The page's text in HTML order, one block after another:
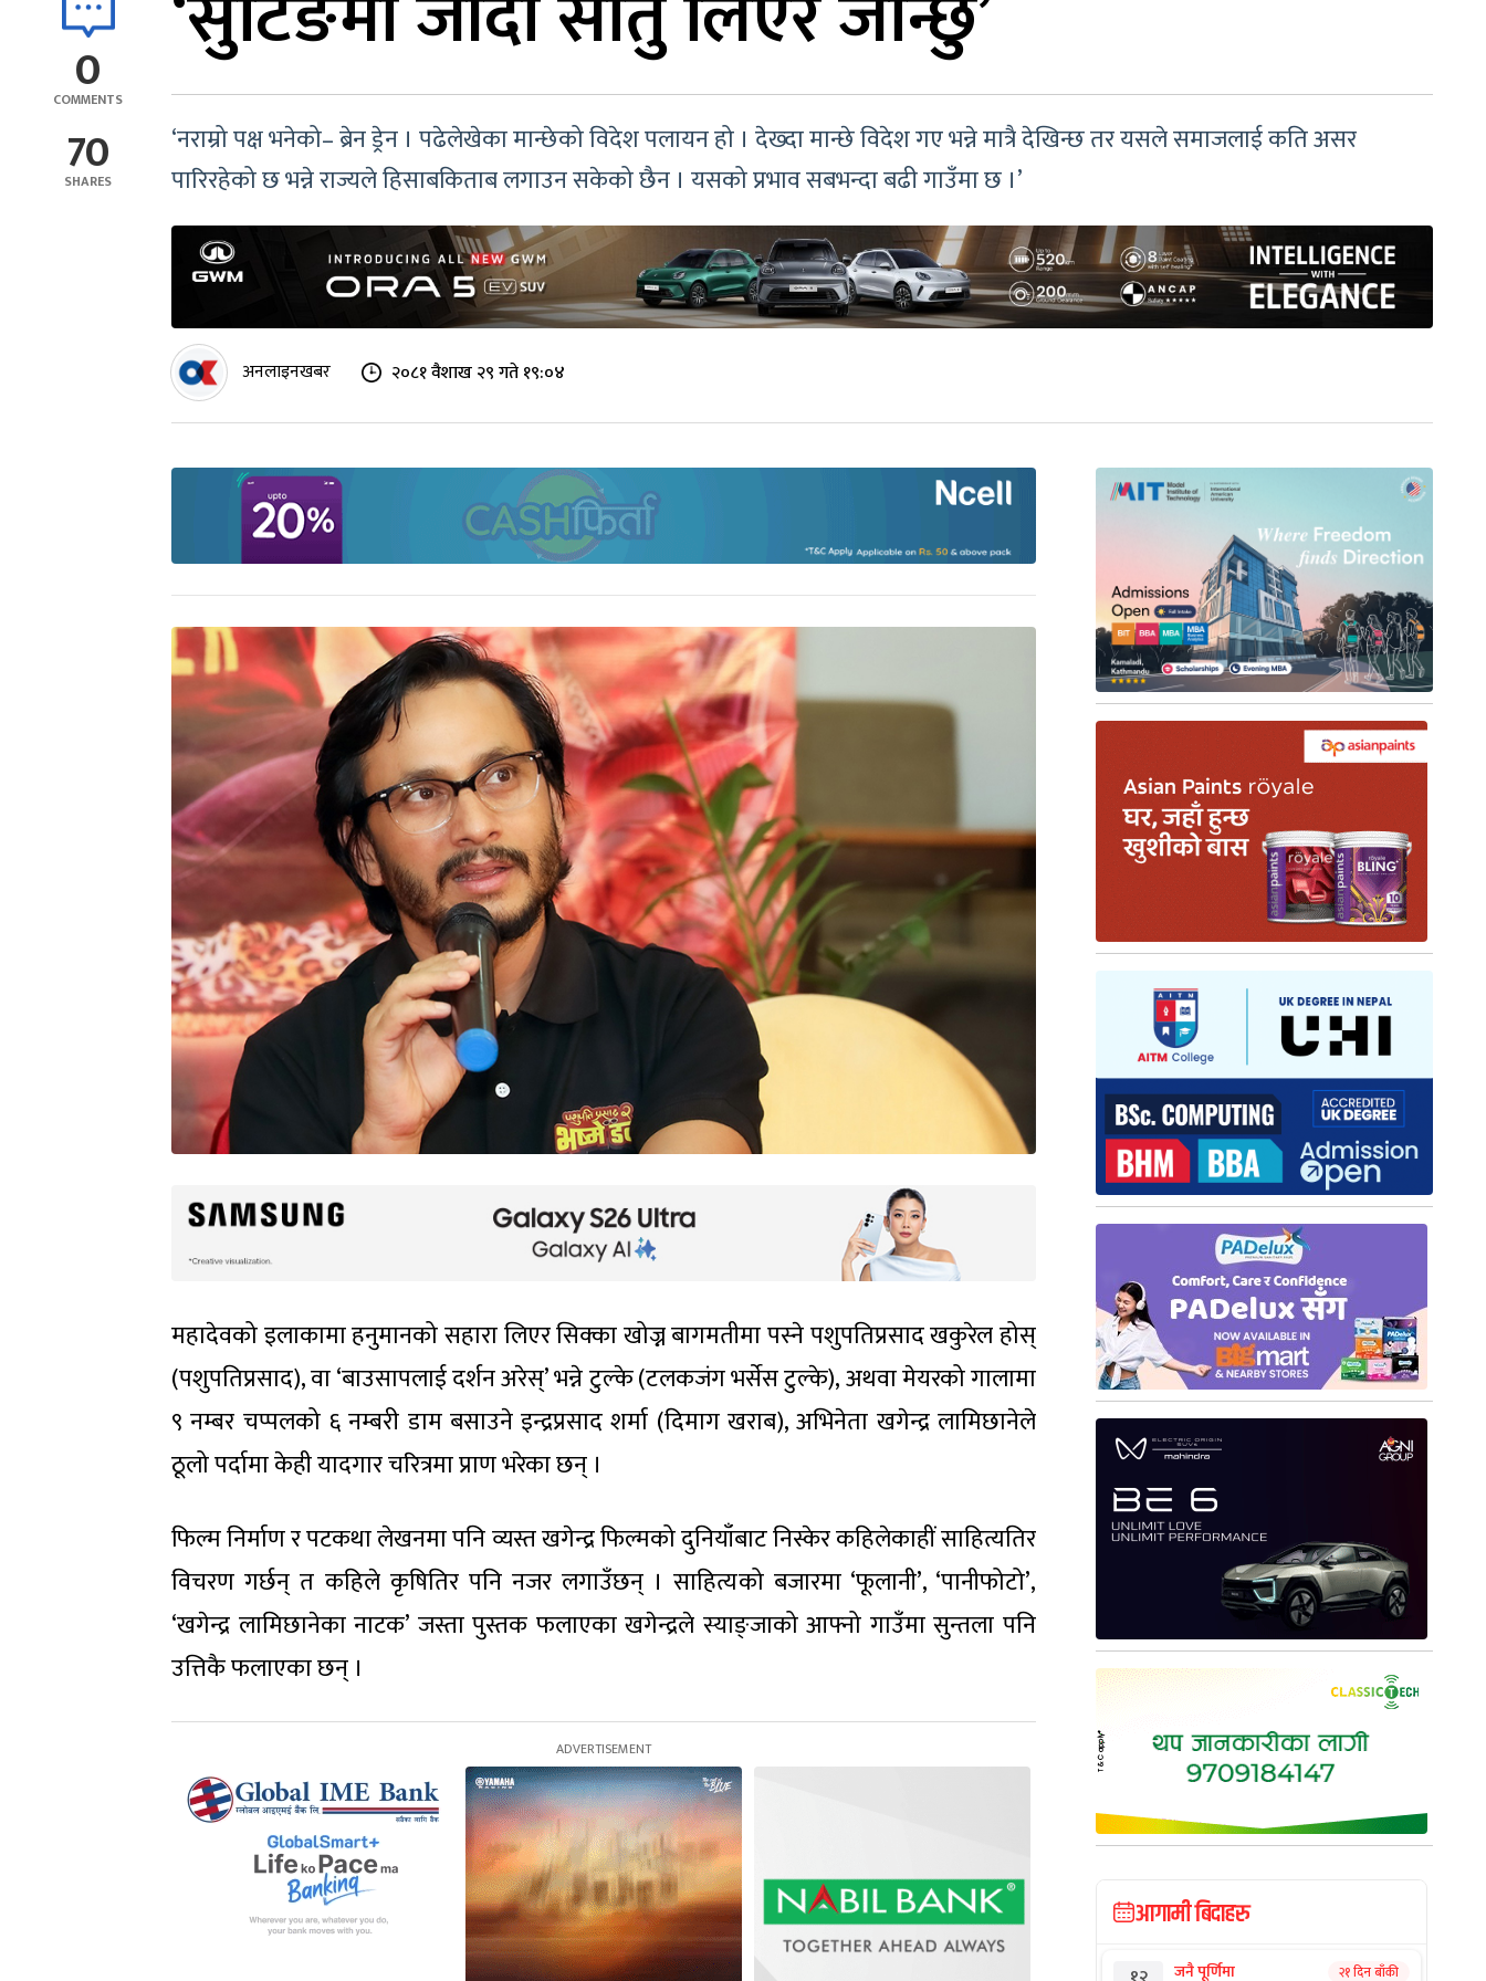
0
COMMENTS
70
SHARES
‘नराम्रो पक्ष भनेको– ब्रेन ड्रेन । पढेलेखेका मान्छेको विदेश पलायन हो । देख्दा मान्छे विदेश गए भन्ने मात्रै देखिन्छ तर यसले समाजलाई कति असर
पारिरहेको छ भन्ने राज्यले हिसाबकिताब लगाउन सकेको छैन । यसको प्रभाव सबभन्दा बढी गाउँमा छ ।’
अनलाइनखबर २०८१ वैशाख २९ गते १९:०४
महादेवको इलाकामा हनुमानको सहारा लिएर सिक्का खोज्न बागमतीमा पस्ने पशुपतिप्रसाद खकुरेल होस्
(पशुपतिप्रसाद), वा ‘बाउसापलाई दर्शन अरेस्’ भन्ने टुल्के (टलकजंग भर्सेस टुल्के), अथवा मेयरको गालामा
९ नम्बर चप्पलको ६ नम्बरी डाम बसाउने इन्द्रप्रसाद शर्मा (दिमाग खराब), अभिनेता खगेन्द्र लामिछानेले
ठूलो पर्दामा केही यादगार चरित्रमा प्राण भरेका छन् ।
फिल्म निर्माण र पटकथा लेखनमा पनि व्यस्त खगेन्द्र फिल्मको दुनियाँबाट निस्केर कहिलेकाहीं साहित्यतिर
विचरण गर्छन् त कहिले कृषितिर पनि नजर लगाउँछन् । साहित्यको बजारमा ‘फूलानी’, ‘पानीफोटो’,
‘खगेन्द्र लामिछानेका नाटक’ जस्ता पुस्तक फलाएका खगेन्द्रले स्याङ्जाको आफ्नो गाउँमा सुन्तला पनि
उत्तिकै फलाएका छन् ।
आगामी बिदाहरु
जनै पूर्णिमा २१ दिन बाँकी